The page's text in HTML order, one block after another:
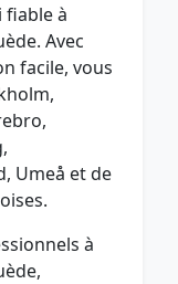
fiable à
Avec
facile, vous
Umeå et de
à